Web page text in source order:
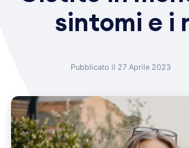
sintomi e i
Pubblicato il 27 Aprile 2023